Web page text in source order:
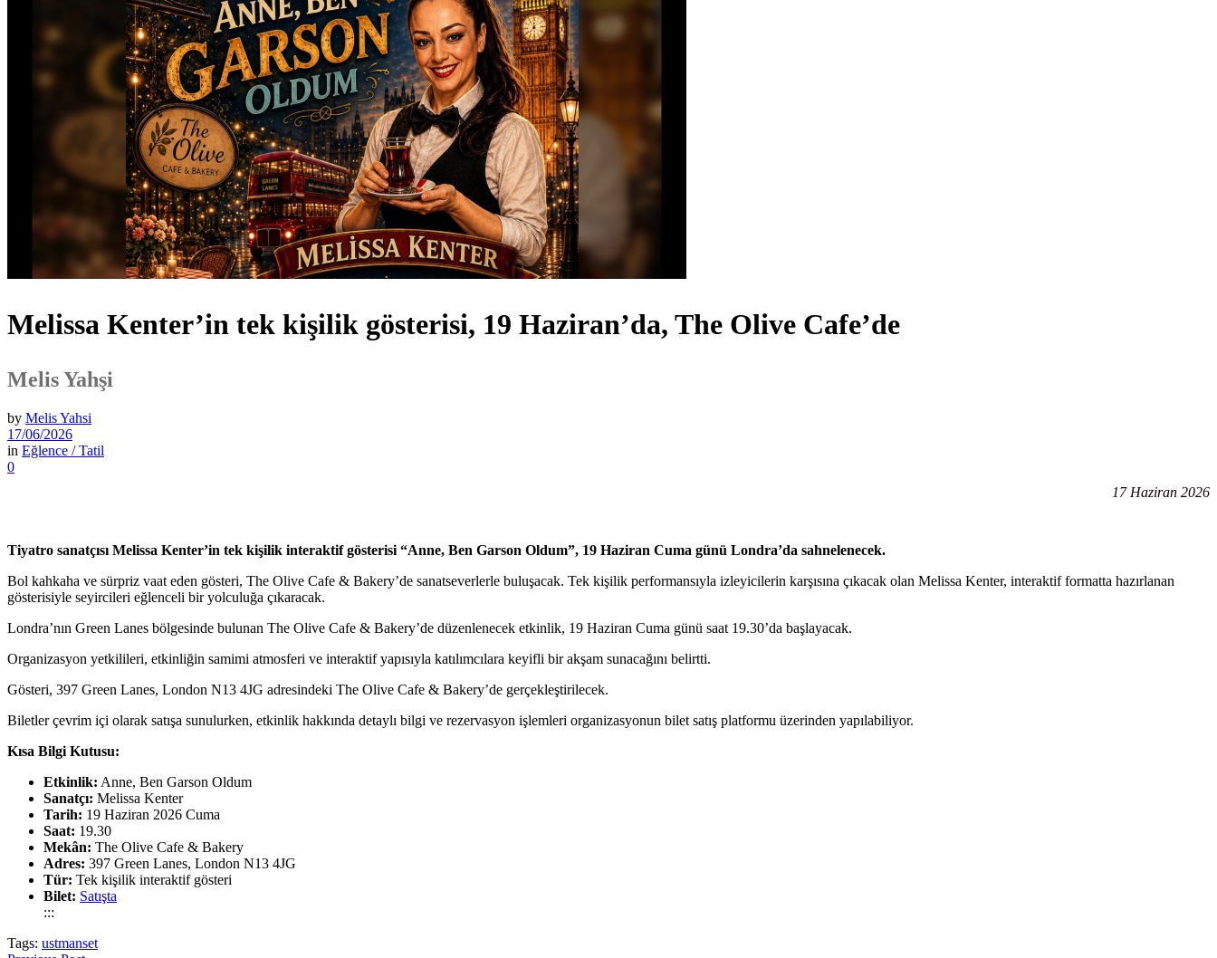
Melissa Kenter’in tek kişilik gösterisi, 19 Haziran’da, The Olive Cafe’de
Melis Yahşi
by Melis Yahsi
17/06/2026
in Eğlence / Tatil
0
17 Haziran 2026
Tiyatro sanatçısı Melissa Kenter’in tek kişilik interaktif gösterisi “Anne, Ben Garson Oldum”, 19 Haziran Cuma günü Londra’da sahnelenecek.
Bol kahkaha ve sürpriz vaat eden gösteri, The Olive Cafe & Bakery’de sanatseverlerle buluşacak. Tek kişilik performansıyla izleyicilerin karşısına çıkacak olan Melissa Kenter, interaktif formatta hazırlanan
gösterisiyle seyircileri eğlenceli bir yolculuğa çıkaracak.
Londra’nın Green Lanes bölgesinde bulunan The Olive Cafe & Bakery’de düzenlenecek etkinlik, 19 Haziran Cuma günü saat 19.30’da başlayacak.
Organizasyon yetkilileri, etkinliğin samimi atmosferi ve interaktif yapısıyla katılımcılara keyifli bir akşam sunacağını belirtti.
Gösteri, 397 Green Lanes, London N13 4JG adresindeki The Olive Cafe & Bakery’de gerçekleştirilecek.
Biletler çevrim içi olarak satışa sunulurken, etkinlik hakkında detaylı bilgi ve rezervasyon işlemleri organizasyonun bilet satış platformu üzerinden yapılabiliyor.
Kısa Bilgi Kutusu:
Etkinlik: Anne, Ben Garson Oldum
Sanatçı: Melissa Kenter
Tarih: 19 Haziran 2026 Cuma
Saat: 19.30
Mekân: The Olive Cafe & Bakery
Adres: 397 Green Lanes, London N13 4JG
Tür: Tek kişilik interaktif gösteri
Bilet: Satışta
:::
Tags: ustmanset